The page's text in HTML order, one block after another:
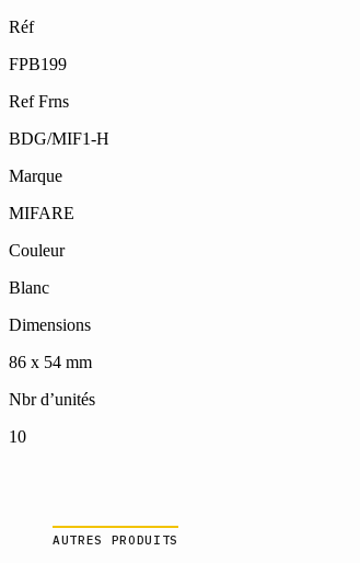
piste
HICO
Haute
86
x
54
mm
Réf
FPB199
Ref Frns
BDG/MIF1-H
Marque
MIFARE
Couleur
Blanc
Dimensions
86 x 54 mm
Nbr d’unités
10
AUTRES PRODUITS